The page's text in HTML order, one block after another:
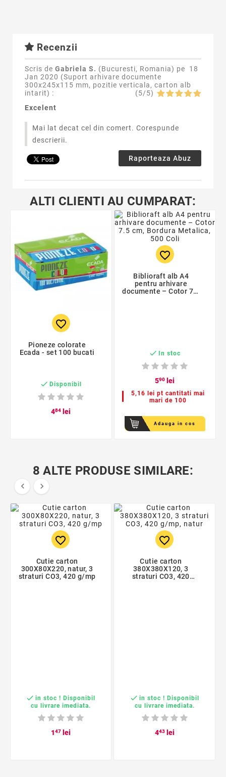
Recenzii
Scris de Gabriela S. (Bucuresti, Romania) pe 18
Jan 2020 (Suport arhivare documente
300x245x115 mm, pozitie verticala, carton alb
intarit) : (5/5)
Excelent
Mai lat decat cel din comert. Corespunde
descrierii.
Raporteaza Abuz
ALTI CLIENTI AU CUMPARAT:
favorite_border
Pioneze colorate
Ecada - set 100 bucati
 Disponibil
484 lei
favorite_border
Biblioraft alb A4
pentru arhivare
documente – Cotor 7.5
 In stoc
590 lei
5,16 lei pt cantitati mai
mari de 100
Adauga in cos
8 ALTE PRODUSE SIMILARE:
 
favorite_border
Cutie carton
300X80X220, natur, 3
straturi CO3, 420 g/mp
 in stoc ! Disponibil
cu livrare imediata.
147lei
favorite_border
Cutie carton
380X380X120, 3
straturi CO3, 420
 in stoc ! Disponibil
cu livrare imediata.
443lei